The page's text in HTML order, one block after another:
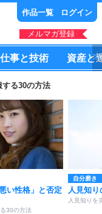
作品一覧 ログイン
メルマガ登録
仕事と技術 資産と
する30の方法
い性格」と否定
30の方法
自分磨き
人見知り
人見知りを